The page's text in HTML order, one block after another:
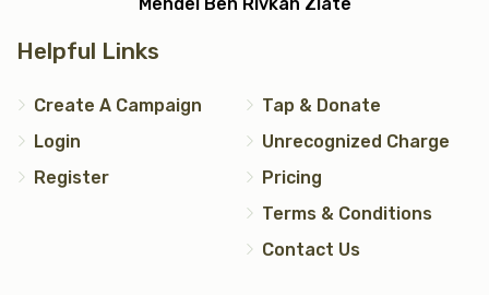
Mendel Ben Rivkah Zlate
Helpful Links
Create A Campaign
Login
Register
Tap & Donate
Unrecognized Charge
Pricing
Terms & Conditions
Contact Us